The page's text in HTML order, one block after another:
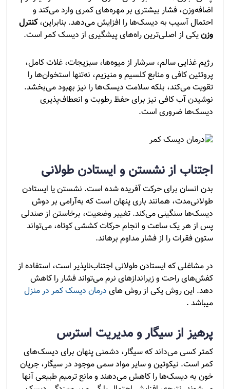
اضافه‌وزن، فشار بیشتری بر مهره‌های کمری وارد می‌کند و
احتمال آسیب به دیسک‌ها را افزایش می‌دهد. بنابراین،کنترل
وزنیکی از اصلی‌ترین راه‌های پیشگیری از دیسک کمر است.
رژیم غذایی سالم، سرشار از میوه‌ها، سبزیجات، غلات کامل،
پروتئین کافی و منابع کلسیم و منیزیم، نه‌تنها استخوان‌ها را
تقویت می‌کند، بلکه سلامت دیسک‌ها را نیز بهبود می‌بخشد.
نوشیدن آب کافی نیز برای حفظ رطوبت و انعطاف‌پذیری
دیسک‌ها ضروری است.
اجتناب از نشستن و ایستادن طولانی
بدن انسان برای حرکت آفریده شده است. نشستن یا ایستادن
طولانی‌مدت، همانند باری پنهان است که به‌آرامی بر دوش
دیسک‌ها سنگینی می‌کند. تغییر وضعیت، برخاستن از صندلی
پس از هر یک ساعت و انجام حرکات کششی کوتاه، می‌تواند
ستون فقرات را از فشار مداوم برهاند.
در مشاغلی که ایستادن طولانی اجتناب‌ناپذیر است، استفاده از
کفش‌های راحت و زیراندازهای نرم می‌تواند فشار را کاهش
دهد. این روش یکی از روش های درمان دیسک کمر در منزل
میباشد .
پرهیز از سیگار و مدیریت استرس
کمتر کسی می‌داند که سیگار، دشمنی پنهان برای دیسک‌های
کمر است. نیکوتین و سایر مواد سمی موجود در سیگار، جریان
خون به دیسک‌ها را کاهش می‌دهند و مانع ترمیم طبیعی آنها